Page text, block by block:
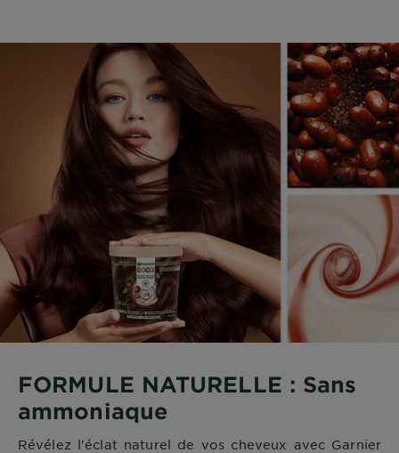
FORMULE NATURELLE : Sans
ammoniaque
Révélez l'éclat naturel de vos cheveux avec Garnier